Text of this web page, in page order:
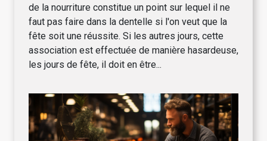
de la nourriture constitue un point sur lequel il ne
faut pas faire dans la dentelle si l'on veut que la
fête soit une réussite. Si les autres jours, cette
association est effectuée de manière hasardeuse,
les jours de fête, il doit en être...